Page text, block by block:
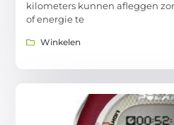
kilometers kunnen afleggen
of energie te
Winkelen